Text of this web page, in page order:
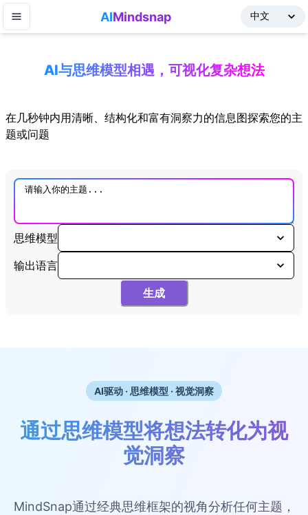
AIMindsnap
AI与思维模型相遇，可视化复杂想法
在几秒钟内用清晰、结构化和富有洞察力的信息图探索您的主
题或问题
思维模型
输出语言
生成
AI驱动 · 思维模型 · 视觉洞察
通过思维模型将想法转化为视
觉洞察
MindSnap通过经典思维框架的视角分析任何主题，